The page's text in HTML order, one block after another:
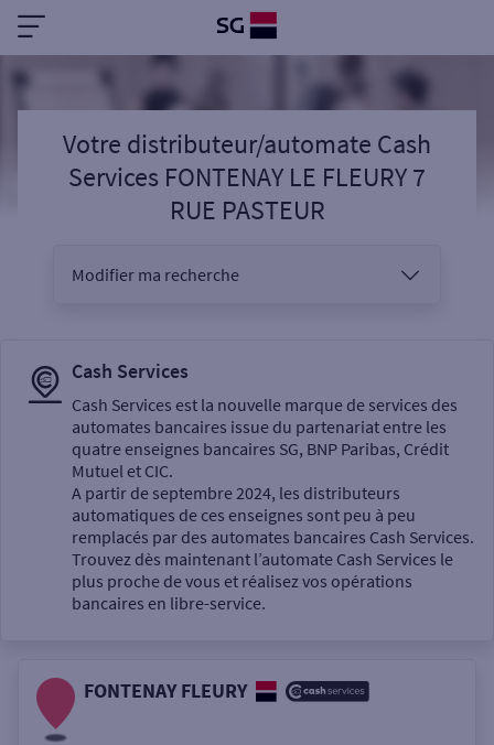
Votre distributeur/automate Cash
Services FONTENAY LE FLEURY 7
RUE PASTEUR
Modifier ma recherche
Sélectionnez votre recherche
Un service
Autour de moi
Cash Services
Cash Services est la nouvelle marque de services des
automates bancaires issue du partenariat entre les
quatre enseignes bancaires SG, BNP Paribas, Crédit
Mutuel et CIC.
A partir de septembre 2024, les distributeurs
automatiques de ces enseignes sont peu à peu
remplacés par des automates bancaires Cash Services.
Trouvez dès maintenant l’automate Cash Services le
plus proche de vous et réalisez vos opérations
bancaires en libre-service.
FONTENAY FLEURY